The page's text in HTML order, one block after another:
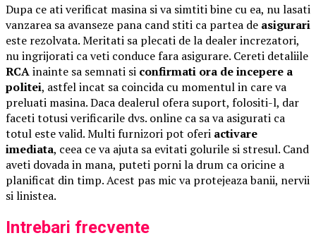
Dupa ce ati verificat masina si va simtiti bine cu ea, nu lasati
vanzarea sa avanseze pana cand stiti ca partea de asigurari
este rezolvata. Meritati sa plecati de la dealer increzatori,
nu ingrijorati ca veti conduce fara asigurare. Cereti detaliile
RCAinainte sa semnati si confirmati ora de incepere a
politei, astfel incat sa coincida cu momentul in care va
preluati masina. Daca dealerul ofera suport, folositi-l, dar
faceti totusi verificarile dvs. online ca sa va asigurati ca
totul este valid. Multi furnizori pot oferi activare
imediata, ceea ce va ajuta sa evitati golurile si stresul. Cand
aveti dovada in mana, puteti porni la drum ca oricine a
planificat din timp. Acest pas mic va protejeaza banii, nervii
si linistea.
Intrebari frecvente